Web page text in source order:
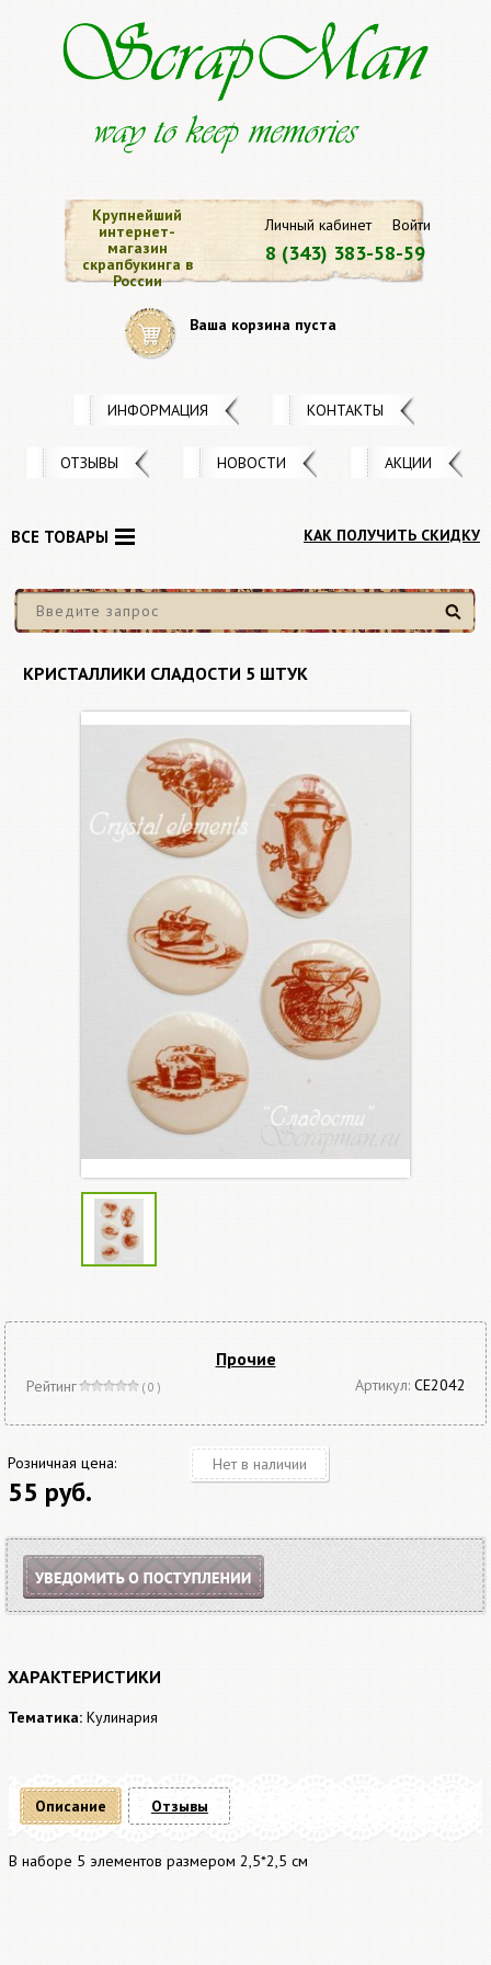
Личный кабинет Войти
8 (343) 383-58-59
Крупнейший
интернет-
магазин
скрапбукинга в
России
Ваша корзина пуста
ИНФОРМАЦИЯ КОНТАКТЫ
ОТЗЫВЫ НОВОСТИ АКЦИИ
КАК ПОЛУЧИТЬ СКИДКУ
Найти
ВСЕ ТОВАРЫ
КРИСТАЛЛИКИ СЛАДОСТИ 5 ШТУК
Прочие
Рейтинг ( 0 ) Артикул: СЕ2042
Розничная цена:
55 руб.
Нет в наличии
ХАРАКТЕРИСТИКИ
Тематика: Кулинария
Описание
В наборе 5 элементов размером 2,5*2,5 см
Отзывы